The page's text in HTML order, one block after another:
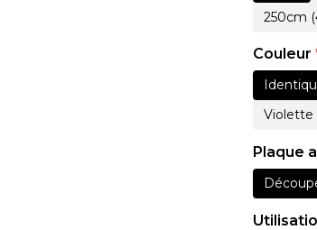
250cm
Couleur
Violette
Plaque